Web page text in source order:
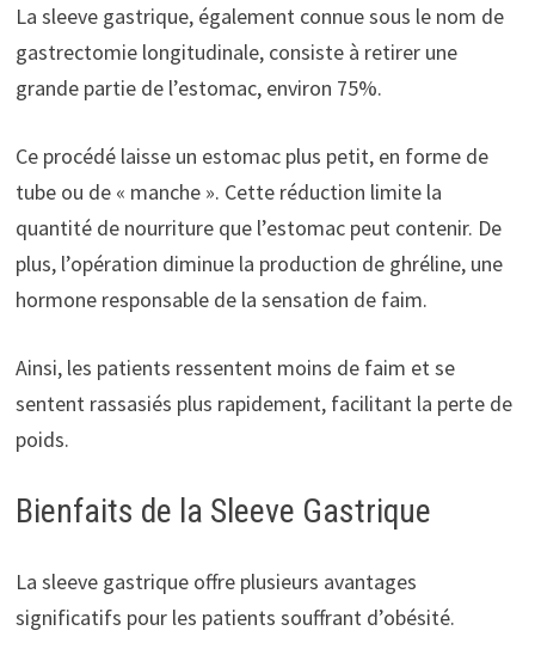
La sleeve gastrique, également connue sous le nom de
gastrectomie longitudinale, consiste à retirer une
grande partie de l’estomac, environ 75%.
Ce procédé laisse un estomac plus petit, en forme de
tube ou de « manche ». Cette réduction limite la
quantité de nourriture que l’estomac peut contenir. De
plus, l’opération diminue la production de ghréline, une
hormone responsable de la sensation de faim.
Ainsi, les patients ressentent moins de faim et se
sentent rassasiés plus rapidement, facilitant la perte de
poids.
Bienfaits de la Sleeve Gastrique
La sleeve gastrique offre plusieurs avantages
significatifs pour les patients souffrant d’obésité.